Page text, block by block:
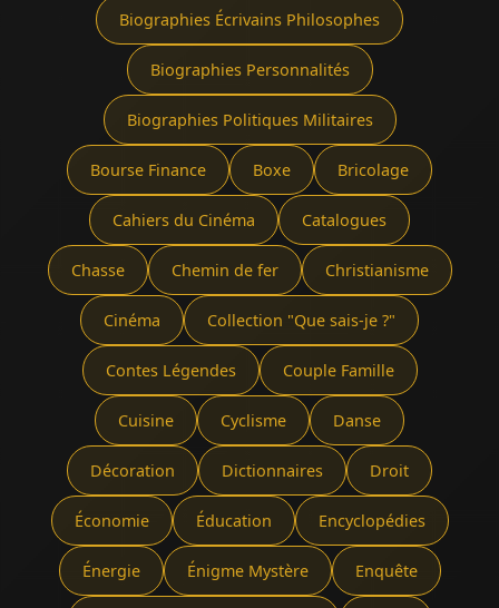
Biographies Écrivains Philosophes
Biographies Personnalités
Biographies Politiques Militaires
Bourse Finance Boxe Bricolage
Cahiers du Cinéma Catalogues
Chasse Chemin de fer Christianisme
Cinéma Collection "Que sais-je ?"
Contes Légendes Couple Famille
Cuisine Cyclisme Danse
Décoration Dictionnaires Droit
Économie Éducation Encyclopédies
Énergie Énigme Mystère Enquête